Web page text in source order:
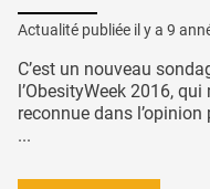
Actualité publiée il y a 9
C’est un nouveau
l’ObesityWeek 2016,
reconnue dans
...